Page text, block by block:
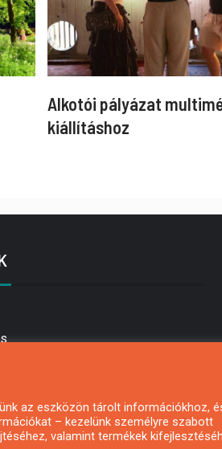
Alkotói pályázat
kiállításhoz
az eszközön tárolt információkhoz,
– kezelünk személyre szabott
valamint termékek